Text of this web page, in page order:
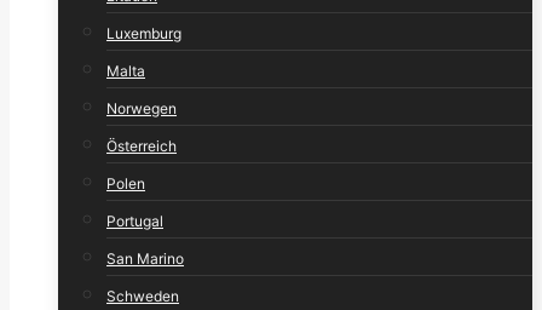
Luxemburg
Malta
Norwegen
Österreich
Polen
Portugal
San Marino
Schweden